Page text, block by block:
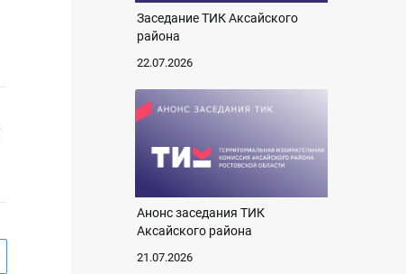
Заседание ТИК Аксайского
района
22.07.2026
Анонс заседания ТИК
Аксайского района
21.07.2026